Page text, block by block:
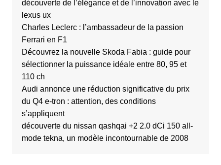
découverte de l’élégance et de l’innovation avec le
lexus ux
Charles Leclerc : l’ambassadeur de la passion
Ferrari en F1
Découvrez la nouvelle Skoda Fabia : guide pour
sélectionner la puissance idéale entre 80, 95 et
110 ch
Audi annonce une réduction significative du prix
du Q4 e-tron : attention, des conditions
s’appliquent
découverte du nissan qashqai +2 2.0 dCi 150 all-
mode tekna, un modèle incontournable de 2008